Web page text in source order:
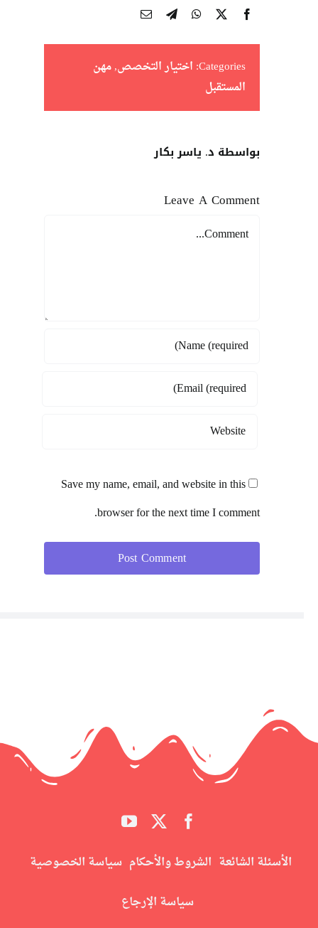
Categories: اختيار التخصص,مهن
المستقبل
بواسطة د. ياسر بكار
Leave A Comment
Comment
Save my name, email, and website in this
browser for the next time I comment.
الأسئلة الشائعة الشروط والأحكام سياسة الخصوصية
سياسة الإرجاع